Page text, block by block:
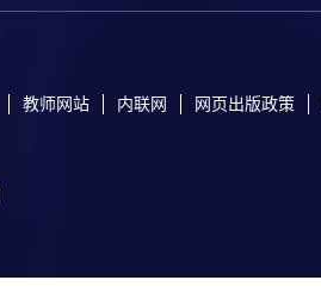
教师网站 内联网 网页出版政策